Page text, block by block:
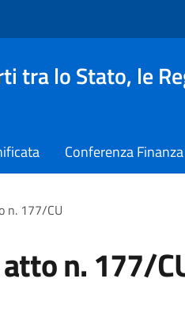
tra lo Stato, le
Conferenza
n. 177/CU
n. 177/